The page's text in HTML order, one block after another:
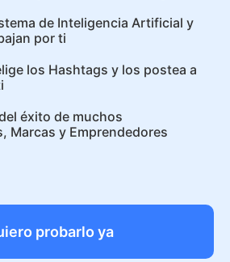
de Inteligencia Artificial y
por ti
los Hashtags y los postea a
éxito de muchos
Marcas y Emprendedores
probarlo ya